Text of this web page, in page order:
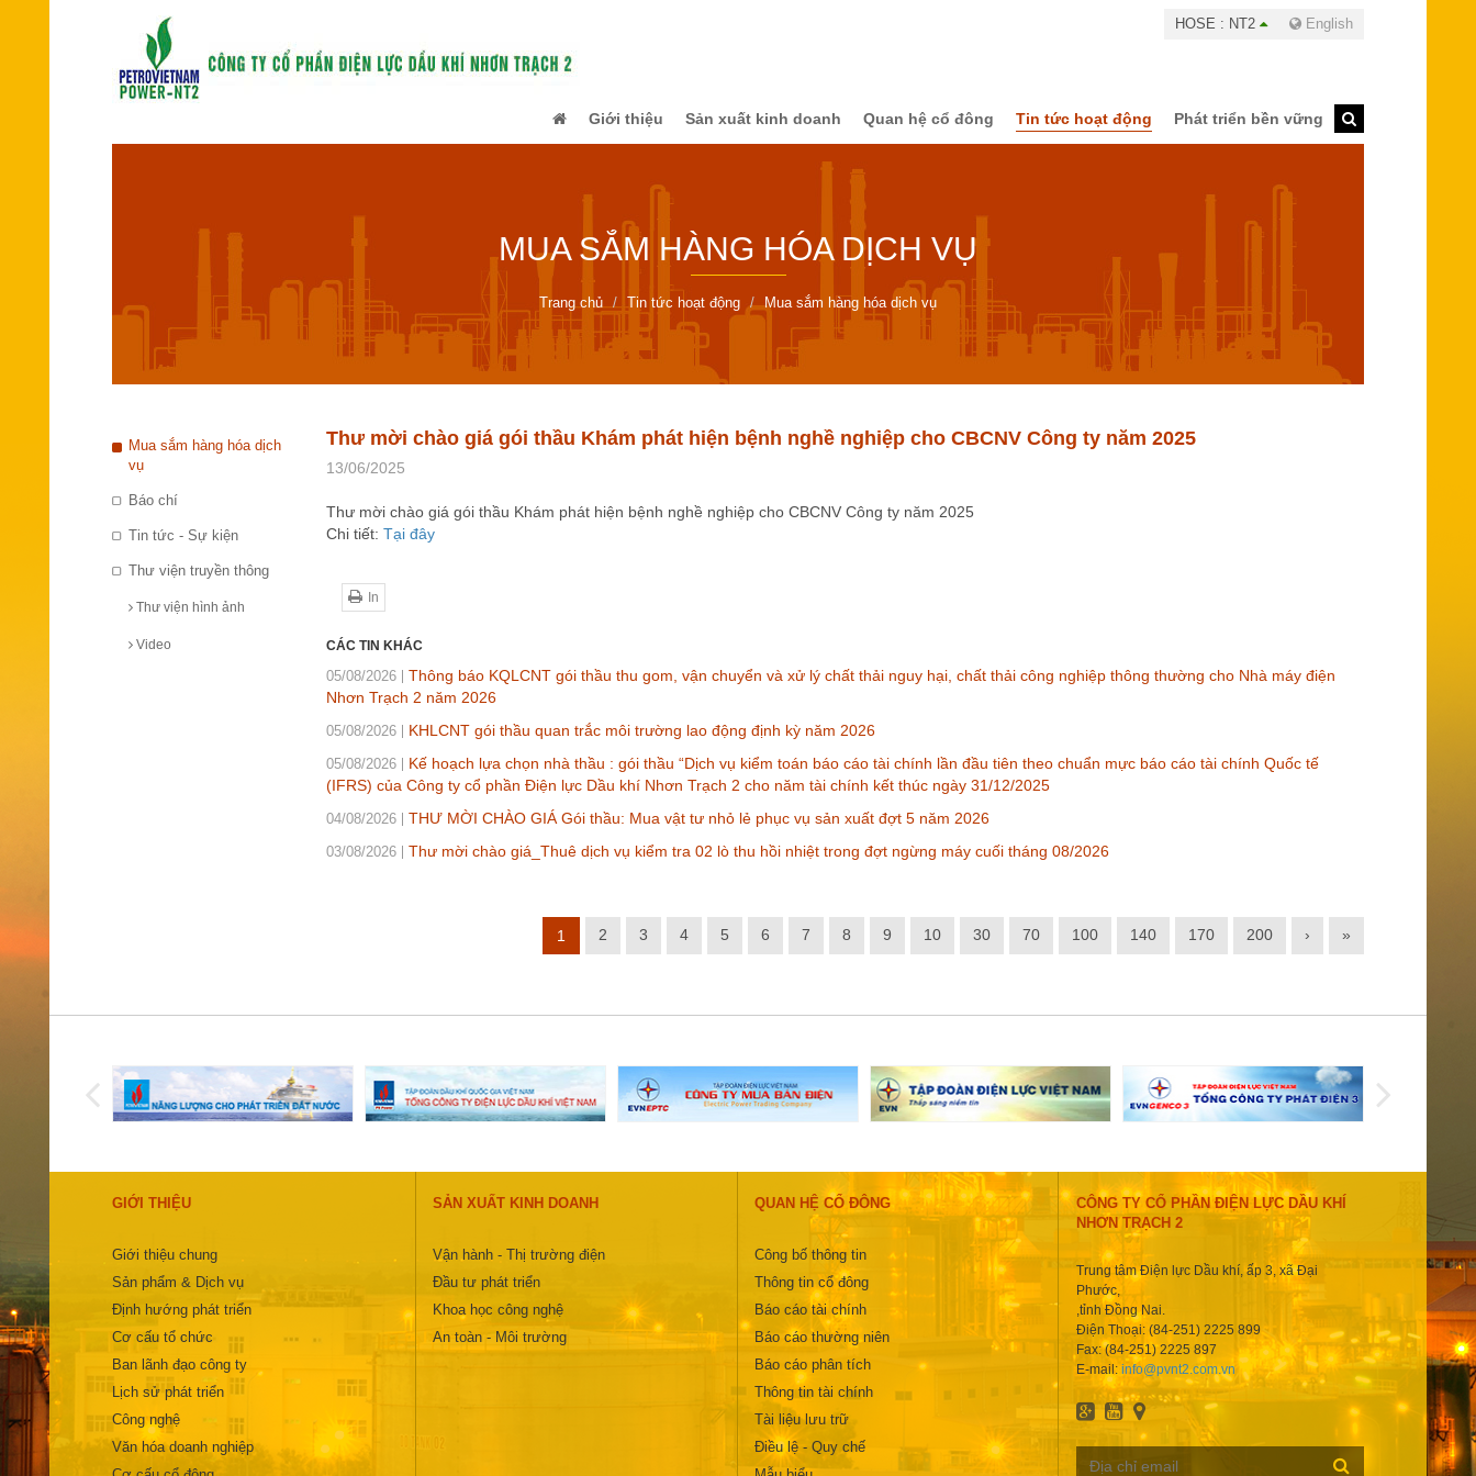
HOSE : NT2 English
Giới thiệu Sản xuất kinh doanh Quan hệ cổ đông Tin tức hoạt động Phát triển bền vững
MUA SẮM HÀNG HÓA DỊCH VỤ
Trang chủ Tin tức hoạt động Mua sắm hàng hóa dịch vụ
Mua sắm hàng hóa dịch
vụ
Báo chí
Tin tức - Sự kiện
Thư viện truyền thông
Thư viện hình ảnh
Video
Thư mời chào giá gói thầu Khám phát hiện bệnh nghề nghiệp cho CBCNV Công ty năm 2025
13/06/2025
Thư mời chào giá gói thầu Khám phát hiện bệnh nghề nghiệp cho CBCNV Công ty năm 2025
Chi tiết: Tại đây
In
CÁC TIN KHÁC
05/08/2026
Thông báo KQLCNT gói thầu thu gom, vận chuyển và xử lý chất thải nguy hại, chất thải công nghiệp thông thường cho Nhà máy điện
Nhơn Trạch 2 năm 2026
05/08/2026 KHLCNT gói thầu quan trắc môi trường lao động định kỳ năm 2026
05/08/2026
Kế hoạch lựa chọn nhà thầu : gói thầu “Dịch vụ kiểm toán báo cáo tài chính lần đầu tiên theo chuẩn mực báo cáo tài chính Quốc tế
(IFRS) của Công ty cổ phần Điện lực Dầu khí Nhơn Trạch 2 cho năm tài chính kết thúc ngày 31/12/2025
04/08/2026 THƯ MỜI CHÀO GIÁ Gói thầu: Mua vật tư nhỏ lẻ phục vụ sản xuất đợt 5 năm 2026
03/08/2026 Thư mời chào giá_Thuê dịch vụ kiểm tra 02 lò thu hồi nhiệt trong đợt ngừng máy cuối tháng 08/2026
1 2 3 4 5 6 7 8 9 10 30 70 100 140 170 200 › »
GIỚI THIỆU
Giới thiệu chung
Sản phẩm & Dịch vụ
Định hướng phát triển
Cơ cấu tổ chức
Ban lãnh đạo công ty
Lịch sử phát triển
Công nghệ
Văn hóa doanh nghiệp
SẢN XUẤT KINH DOANH
Vận hành - Thị trường điện
Đầu tư phát triển
Khoa học công nghệ
An toàn - Môi trường
QUAN HỆ CỔ ĐÔNG
Công bố thông tin
Thông tin cổ đông
Báo cáo tài chính
Báo cáo thường niên
Báo cáo phân tích
Thông tin tài chính
Tài liệu lưu trữ
Điều lệ - Quy chế
CÔNG TY CỔ PHẦN ĐIỆN LỰC DẦU KHÍ
NHƠN TRẠCH 2
Trung tâm Điện lực Dầu khí, ấp 3, xã Đại
Phước,
,tỉnh Đồng Nai.
Điện Thoại: (84-251) 2225 899
Fax: (84-251) 2225 897
E-mail: info@pvnt2.com.vn